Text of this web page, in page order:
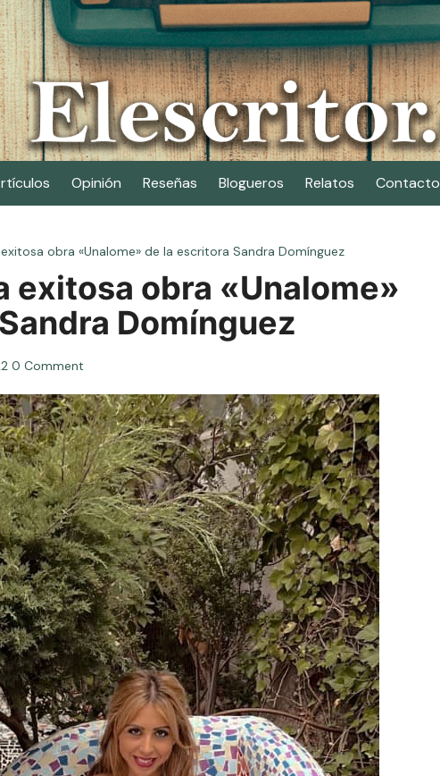
Opinión Reseñas Blogueros Relatos Contacto
obra «Unalome» de la escritora Sandra Domínguez
exitosa obra «Unalome»
Domínguez
0 Comment